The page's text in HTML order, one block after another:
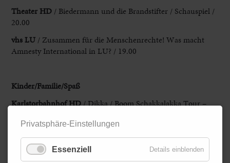
Theater HD / Biedermann und die Brandstifter / Schauspiel /
20.00
vhs LU / Zusammen für die Menschenrechte! Was macht
Amnesty International in LU? / 19.00
Kinder/Familie/Spaß
KarlstorbahnhofHD/ Dikka / Boom Schakkalakka Tour –
/ 19.30
Stadtbibliothek LU
/ Eröffnung Kinderliteraturtage / Der
verrückteObstkarren / Kindertheater / 10.00
Privatsphäre-Einstellungen
Essenziell Details einblenden